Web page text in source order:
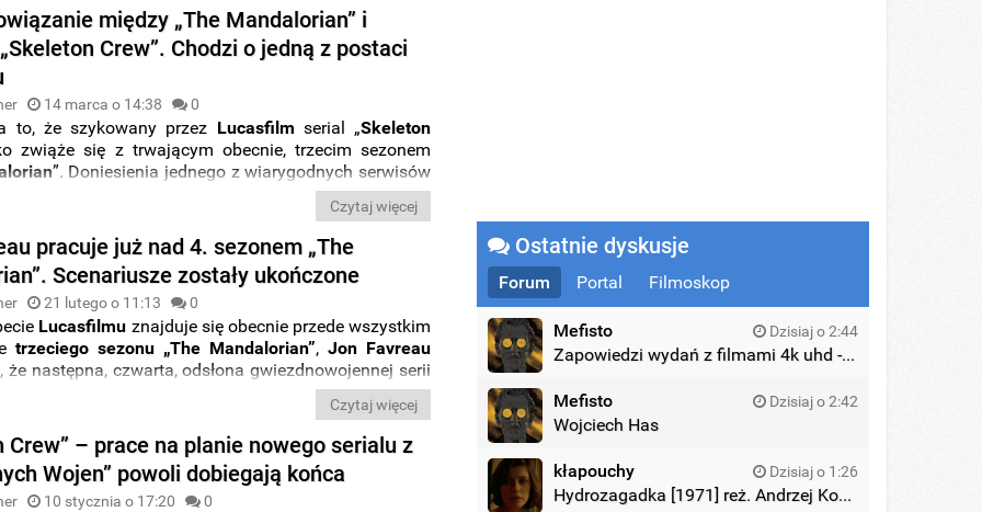
między „The Mandalorian” i
Crew”. Chodzi o jedną z postaci
14 marca o 14:38 0
to, że szykowany przez Lucasfilm serial „Skeleton
zwiąże się z trwającym obecnie, trzecim sezonem
”. Doniesienia jednego z wiarygodnych serwisów
potwierdzają, że w nowym
, którzy ostatnio przecięli szlaki z
Grogu
Czytaj więcej
pracuje już nad 4. sezonem „The
Scenariusze zostały ukończone
21 lutego o 11:13 0
Lucasfilmu znajduje się obecnie przede wszystkim
trzeciego sezonu „The Mandalorian”, Jon Favreau
że następna, czwarta, odsłona gwiezdnowojennej serii
w zaawansowanych przygotowaniach. Główny
scenariusze do
zostały ukończone.
Czytaj więcej
Crew” – prace na planie nowego serialu z
Wojen” powoli dobiegają końca
10 stycznia o 17:20 0
Ostatnie dyskusje
Forum Portal Filmoskop
Mefisto Dzisiaj o 2:44
Zapowiedzi wydań z filmami 4k uhd - zagraniczne wydania
Mefisto Dzisiaj o 2:42
Wojciech Has
kłapouchy Dzisiaj o 1:26
Hydrozagadka [1971] reż. Andrzej Kondratiuk